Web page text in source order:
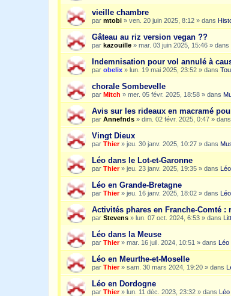
vieille chambre
par mtobi » ven. 20 juin 2025, 8:12 » dans
Gâteau au riz version vegan ??
par kazouille » mar. 03 juin 2025, 15:46 » dans
Indemnisation pour vol annulé à
par obelix » lun. 19 mai 2025, 23:52 » dans
chorale Sombevelle
par Mitch » mer. 05 févr. 2025, 18:58 » dans
Avis sur les rideaux en macramé
par Annefnds » dim. 02 févr. 2025, 0:47 » dans
Vingt Dieux
par Thier» jeu. 30 janv. 2025, 10:27 » dans
Léo dans le Lot-et-Garonne
par Thier» jeu. 23 janv. 2025, 19:35 » dans
Léo en Grande-Bretagne
par Thier» jeu. 16 janv. 2025, 18:02 » dans
Activités phares en Franche-Comté
par Stevens » lun. 07 oct. 2024, 6:53 » dans
Léo dans la Meuse
par Thier» mar. 16 juil. 2024, 10:51 » dans Léo
Léo en Meurthe-et-Moselle
par Thier» sam. 30 mars 2024, 19:20 » dans
Léo en Dordogne
par Thier» lun. 11 déc. 2023, 23:32 » dans Léo